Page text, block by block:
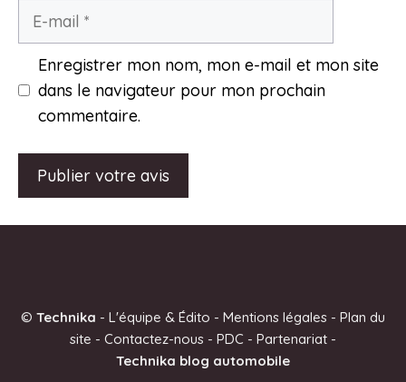
Enregistrer mon nom, mon e-mail et mon site
dans le navigateur pour mon prochain
commentaire.
r
© Technika - L'équipe & Édito - Mentions légales - Plan du
site - Contactez-nous - PDC - Partenariat -
Technika blog automobile